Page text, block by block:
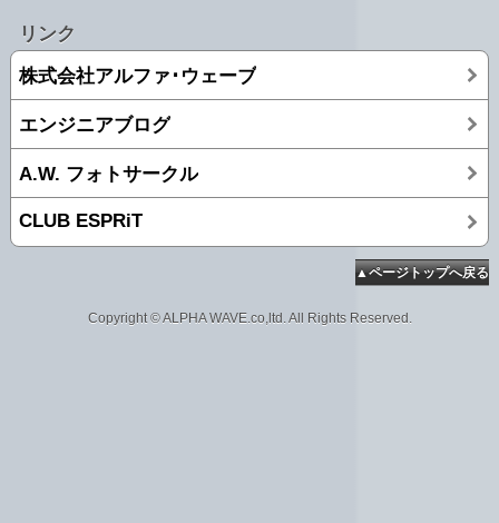
リンク
株式会社アルファ･ウェーブ
エンジニアブログ
A.W. フォトサークル
CLUB ESPRiT
▲ページトップへ戻る
Copyright © ALPHA WAVE.co,ltd. All Rights Reserved.